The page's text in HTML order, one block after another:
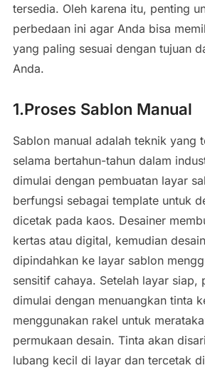
tersedia. Oleh karena itu, penting
perbedaan ini agar Anda bisa
yang paling sesuai dengan tujuan
Anda.
1.Proses Sablon Manual
Sablon manual adalah teknik yang
selama bertahun-tahun dalam
dimulai dengan pembuatan layar
berfungsi sebagai template untuk
dicetak pada kaos. Desainer
kertas atau digital, kemudian
dipindahkan ke layar sablon
sensitif cahaya. Setelah layar siap,
dimulai dengan menuangkan tinta
menggunakan rakel untuk
permukaan desain. Tinta akan
lubang kecil di layar dan tercetak